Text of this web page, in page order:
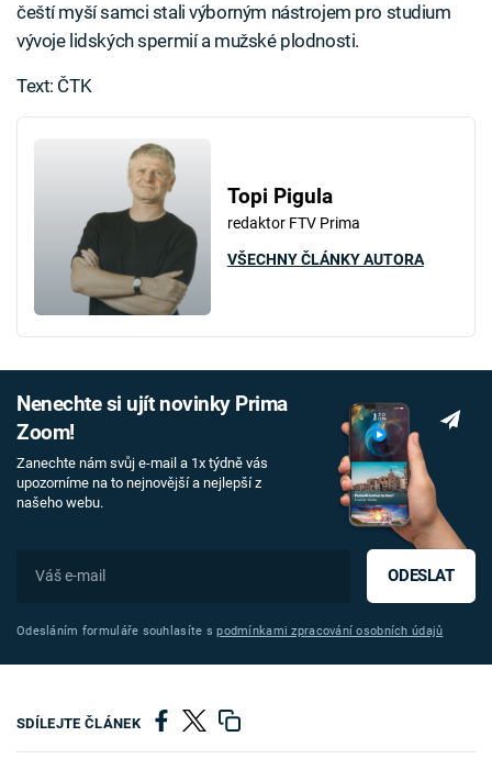
čeští myší samci stali výborným nástrojem pro studium
vývoje lidských spermií a mužské plodnosti.
Text: ČTK
Topi Pigula
redaktor FTV Prima
VŠECHNY ČLÁNKY AUTORA
Nenechte si ujít novinky Prima
Zoom!
Zanechte nám svůj e-mail a 1x týdně vás
upozorníme na to nejnovější a nejlepší z
našeho webu.
ODESLAT
Odesláním formuláře souhlasíte spodmínkami zpracování osobních údajů
SDÍLEJTE ČLÁNEK